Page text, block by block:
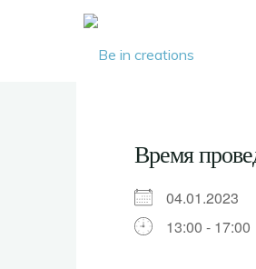
Время
04.01.2023
13:00 - 17:00